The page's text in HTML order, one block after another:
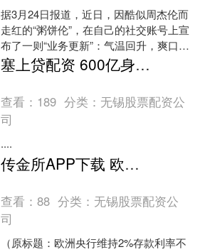
据3月24日报道，近日，因酷似周杰伦而
走红的“粥饼伦”，在自己的社交账号上宣
布了一则“业务更新”：气温回升，爽口凉
皮新鲜上市。视频里，他依旧是一副朴
实摊主的模样....
塞上贷配资 600亿身价的“章泽天”风格大变，穿衬衫+牛仔裤，一看就是有钱人
查看： 189 分类： 无锡股票配资公
司
....
传金所APP下载 欧洲央行维持2%存款利率不变，2026年欧元走势或受外部因素主导
查看：88 分类： 无锡股票配资公
司
（原标题：欧洲央行维持2%存款利率不